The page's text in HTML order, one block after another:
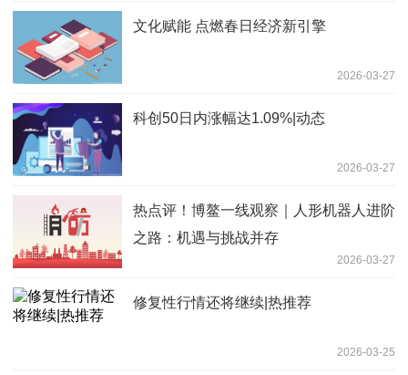
文化赋能 点燃春日经济新引擎
2026-03-27
科创50日内涨幅达1.09%|动态
2026-03-27
热点评！博鳌一线观察｜人形机器人进阶
之路：机遇与挑战并存
2026-03-27
修复性行情还将继续|热推荐
2026-03-25